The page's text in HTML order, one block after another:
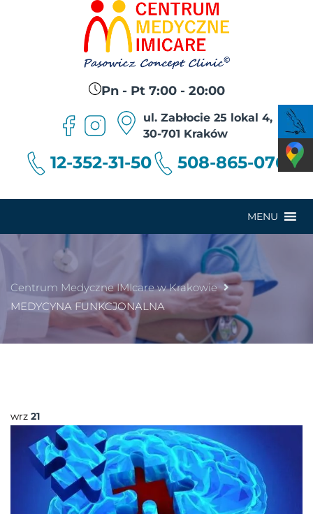
Pn - Pt 7:00 - 20:00
ul. Zabłocie 25 lokal 4,
30-701 Kraków
12-352-31-50 508-865-076
MENU
Centrum Medyczne IMIcare w Krakowie
MEDYCYNA FUNKCJONALNA
wrz 21